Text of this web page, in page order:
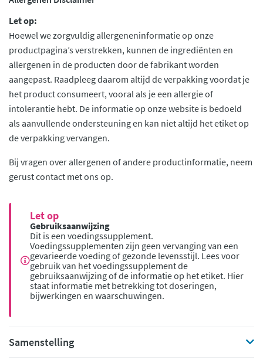
Let op:
Hoewel we zorgvuldig allergeneninformatie op onze
productpagina’s verstrekken, kunnen de ingrediënten en
allergenen in de producten door de fabrikant worden
aangepast. Raadpleeg daarom altijd de verpakking voordat je
het product consumeert, vooral als je een allergie of
intolerantie hebt. De informatie op onze website is bedoeld
als aanvullende ondersteuning en kan niet altijd het etiket op
de verpakking vervangen.
Bij vragen over allergenen of andere productinformatie, neem
gerust contact met ons op.
Let op
Gebruiksaanwijzing
Dit is een voedingssupplement.
Voedingssupplementen zijn geen vervanging van een
gevarieerde voeding of gezonde levensstijl. Lees voor
gebruik van het voedingssupplement de
gebruiksaanwijzing of de informatie op het etiket. Hier
staat informatie met betrekking tot doseringen,
bijwerkingen en waarschuwingen.
Samenstelling